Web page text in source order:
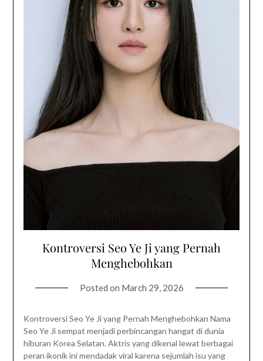
Kontroversi Seo Ye Ji yang Pernah
Menghebohkan
Posted on March 29, 2026
Kontroversi Seo Ye Ji yang Pernah Menghebohkan Nama
Seo Ye Ji sempat menjadi perbincangan hangat di dunia
hiburan Korea Selatan. Aktris yang dikenal lewat berbagai
peran ikonik ini mendadak viral karena sejumlah isu yang